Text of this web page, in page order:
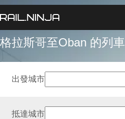
格拉斯哥至Oban 的列車
出發城市
抵達城市